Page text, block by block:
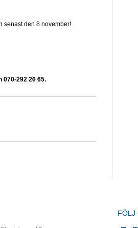
senast den 8 november!
070-292 26 65.
FÖLJ